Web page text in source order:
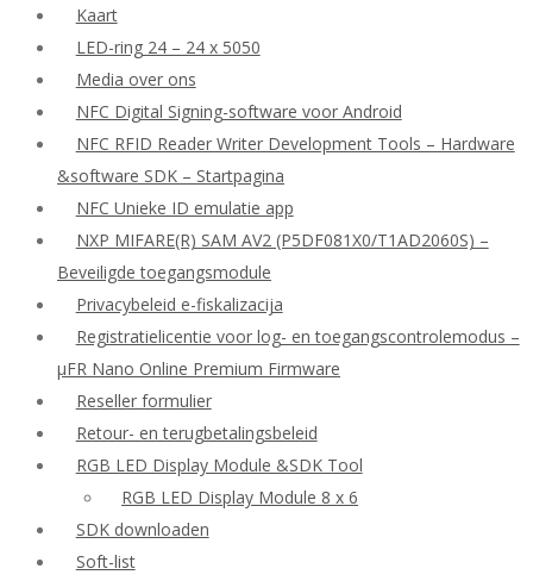
Kaart
LED-ring 24 – 24 x 5050
Media over ons
NFC Digital Signing-software voor Android
NFC RFID Reader Writer Development Tools – Hardware
&software SDK – Startpagina
NFC Unieke ID emulatie app
NXP MIFARE(R) SAM AV2 (P5DF081X0/T1AD2060S) –
Beveiligde toegangsmodule
Privacybeleid e-fiskalizacija
Registratielicentie voor log- en toegangscontrolemodus –
μFR Nano Online Premium Firmware
Reseller formulier
Retour- en terugbetalingsbeleid
RGB LED Display Module &SDK Tool
RGB LED Display Module 8 x 6
SDK downloaden
Soft-list